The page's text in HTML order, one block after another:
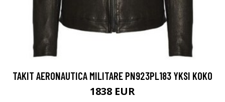
TAKIT AERONAUTICA MILITARE PN923PL183 YKSI KOKO
1838 EUR